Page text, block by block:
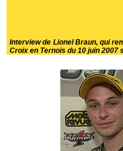
Interview de Lionel Braun, qui
Croix en Ternois du 10 juin 2007